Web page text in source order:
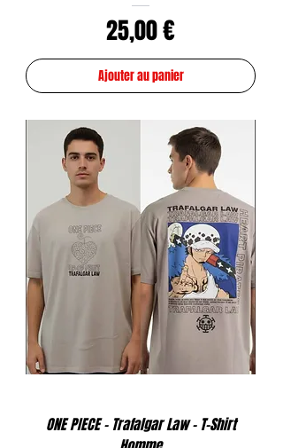
Prix
25,00 €
Ajouter au panier
ONE PIECE - Trafalgar Law - T-Shirt